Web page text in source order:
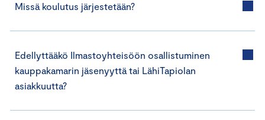
Missä koulutus järjestetään?
Edellyttääkö Ilmastoyhteisöön osallistuminen
kauppakamarin jäsenyyttä tai LähiTapiolan
asiakkuutta?